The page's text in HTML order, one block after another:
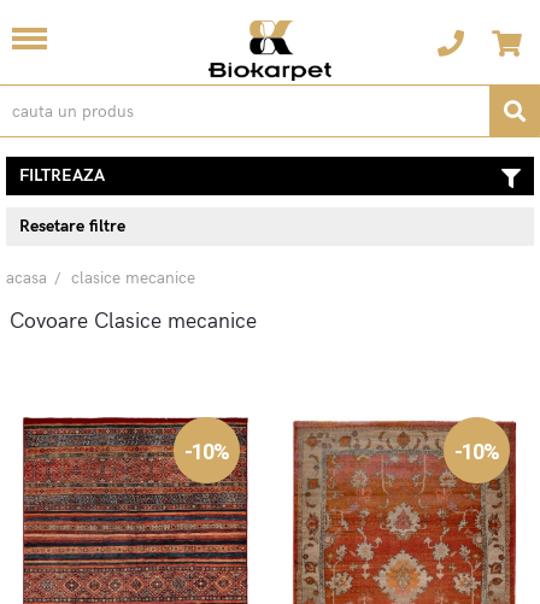
FILTREAZA
Resetare filtre
acasa clasice mecanice
Covoare Clasice mecanice
-10% -10%